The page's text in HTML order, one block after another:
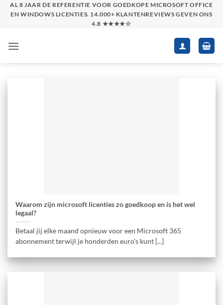
SkipAL 8 JAAR DE REFERENTIE VOOR GOEDKOPE MICROSOFT OFFICE
EN WINDOWS LICENTIES. 14.000+ KLANTENREVIEWS GEVEN ONS
4.8 ★★★★☆
Waarom zijn microsoft licenties zo goedkoop en is het wel
legaal?
Betaal jij elke maand opnieuw voor een Microsoft 365
abonnement terwijl je honderden euro's kunt [...]